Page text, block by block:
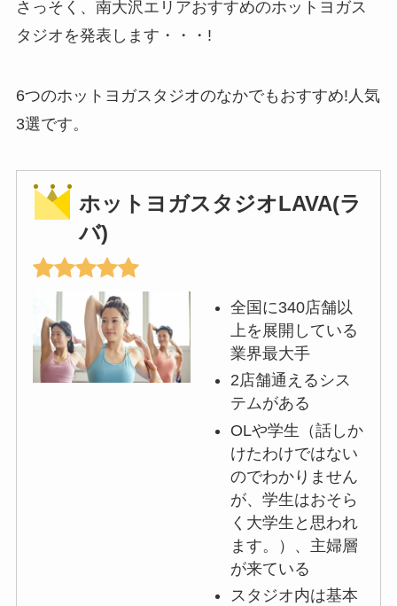
さっそく、南大沢エリアおすすめのホットヨガス
タジオを発表します・・・!
6つのホットヨガスタジオのなかでもおすすめ!人気
3選です。
ホットヨガスタジオLAVA(ラ
バ)
全国に340店舗以
上を展開している
業界最大手
2店舗通えるシス
テムがある
OLや学生（話しか
けたわけではない
のでわかりません
が、学生はおそら
く大学生と思われ
ます。）、主婦層
が来ている
スタジオ内は基本